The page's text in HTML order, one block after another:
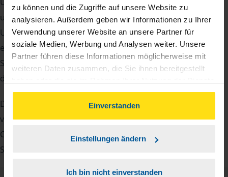
zu können und die Zugriffe auf unsere Website zu
analysieren. Außerdem geben wir Informationen zu Ihrer
Verwendung unserer Website an unsere Partner für
soziale Medien, Werbung und Analysen weiter. Unsere
Partner führen diese Informationen möglicherweise mit
weiteren Daten zusammen, die Sie ihnen bereitgestellt
gesammelt haben. Indem Sie auf Einverstanden klicken,
können Sie der Verwendung von Cookies, gemäß
unserer
Einverstanden
Einstellungen ändern
Ich bin nicht einverstanden
unsere Beraterinnen und Berater eine Reihe von
Unterlagen von Ihnen. Dazu gehört beispielsweise die
elektronische Lohnsteuerbescheinigung, Ihre
Steueridentifikationsnummer, der Rentenbescheid oder
die Bescheinigung über das Kindergeld.
Damit Sie sich gut vorbereiten können und keinen der
vielen Nachweise vergessen, stellen wir Ihnen hier eine
Checkliste für Arbeitnehmer, Beamte, Auszubildende und
Studenten sowie Rentner zur Verfügung.